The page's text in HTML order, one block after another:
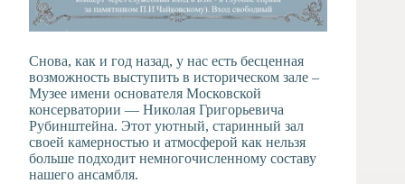
Снова, как и год назад, у нас есть бесценная
возможность выступить в историческом зале –
Музее имени основателя Московской
консерватории — Николая Григорьевича
Рубинштейна. Этот уютный, старинный зал
своей камерностью и атмосферой как нельзя
больше подходит немногочисленному составу
нашего ансамбля.